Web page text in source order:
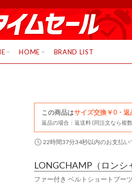
HOME BRAND LIST
この商品はサイズ交換￥0・返
返品の場合：返送料 (同注文なら複
22時間37分34秒以内のお支払い
LONGCHAMP （ロンシ
ファー付き ベルトショートブーツ